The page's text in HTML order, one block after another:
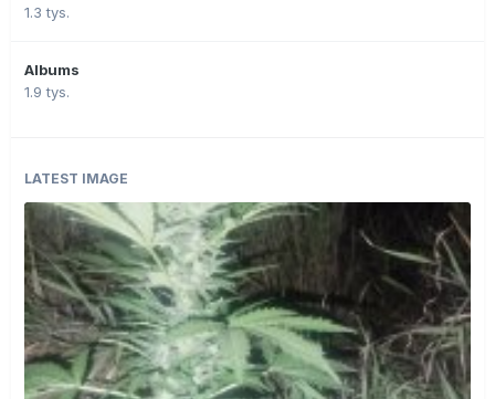
1.3 tys.
Albums
1.9 tys.
LATEST IMAGE